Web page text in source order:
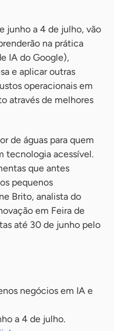
junho a 4 de julho, vão
na prática
IA do Google),
e aplicar outras
operacionais em
através de melhores
de águas para quem
tecnologia acessível.
que antes
pequenos
Brito, analista do
em Feira de
até 30 de junho pelo
negócios em IA e
a 4 de julho.